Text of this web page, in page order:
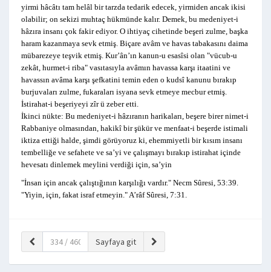
yirmi hâcâtı tam helâl bir tarzda tedarik edecek, yirmiden ancak ikisi
olabilir; on sekizi muhtaç hükmünde kalır. Demek, bu medeniyet-i
hâzıra insanı çok fakir ediyor. O ihtiyaç cihetinde beşeri zulme, başka
haram kazanmaya sevk etmiş. Biçare avâm ve havas tabakasını daima
mübarezeye teşvik etmiş. Kur’ân’ın kanun-u esasîsi olan "vücub-u
zekât, hurmet-i riba" vasıtasıyla avâmın havassa karşı itaatini ve
havassın avâma karşı şefkatini temin eden o kudsî kanunu bırakıp
burjuvaları zulme, fukaraları isyana sevk etmeye mecbur etmiş.
İstirahat-i beşeriyeyi zîr ü zeber etti.
İkinci nükte: Bu medeniyet-i hâzıranın harikaları, beşere birer nimet-i
Rabbaniye olmasından, hakikî bir şükür ve menfaat-i beşerde istimali
iktiza ettiği halde, şimdi görüyoruz ki, ehemmiyetli bir kısım insanı
tembelliğe ve sefahete ve sa’yi ve çalışmayı bırakıp istirahat içinde
hevesatı dinlemek meylini verdiği için, sa’yin
"İnsan için ancak çalıştığının karşılığı vardır." Necm Sûresi, 53:39.
"Yiyin, için, fakat israf etmeyin." A’râf Sûresi, 7:31.